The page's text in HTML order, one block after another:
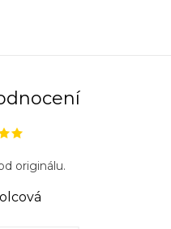
originálu.